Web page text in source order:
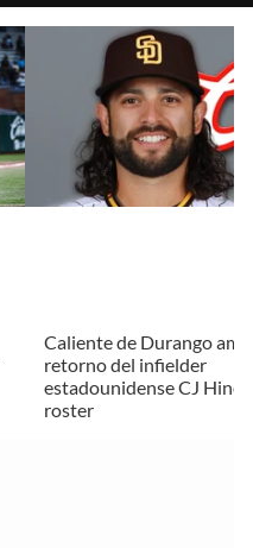
Caliente de Durango
retorno del infielder
estadounidense CJ
roster